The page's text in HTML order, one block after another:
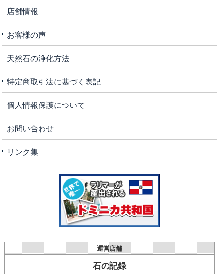
店舗情報
お客様の声
天然石の浄化方法
特定商取引法に基づく表記
個人情報保護について
お問い合わせ
リンク集
運営店舗
石の記録